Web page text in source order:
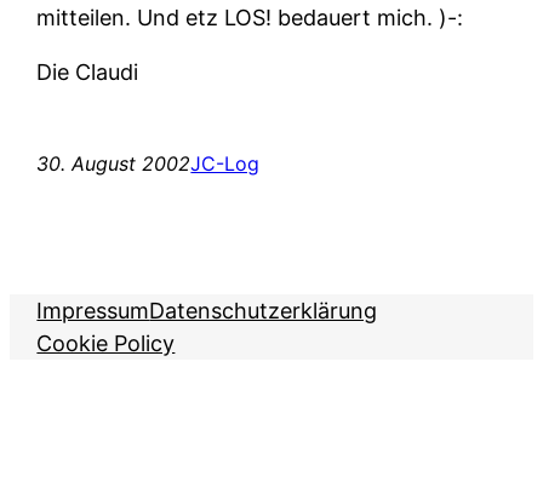
mitteilen. Und etz LOS! bedauert mich. )-:
Die Claudi
30. August 2002JC-Log
ImpressumDatenschutzerklärung
Cookie Policy